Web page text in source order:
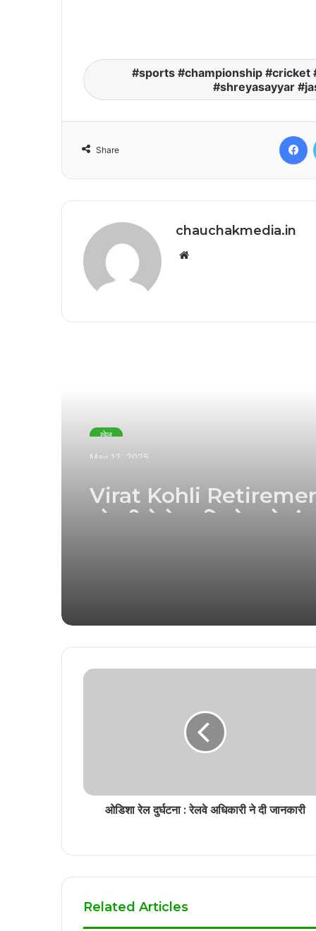
sports #championship #cricket
#shreyasayyar
Share
chauchakmedia.in
Website
खेल
कोहली ने टेस्ट क्रिकेट से
ओडिशा रेल दुर्घटना : रेलवे अधिकारी ने दी जानकारी
Related Articles